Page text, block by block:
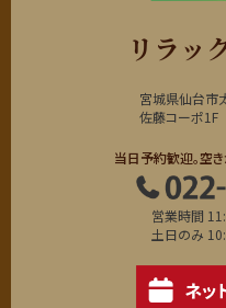
リラッ
宮城県仙台市
佐藤コーポ1F
当日予約歓迎。空
営業時間
土日のみ